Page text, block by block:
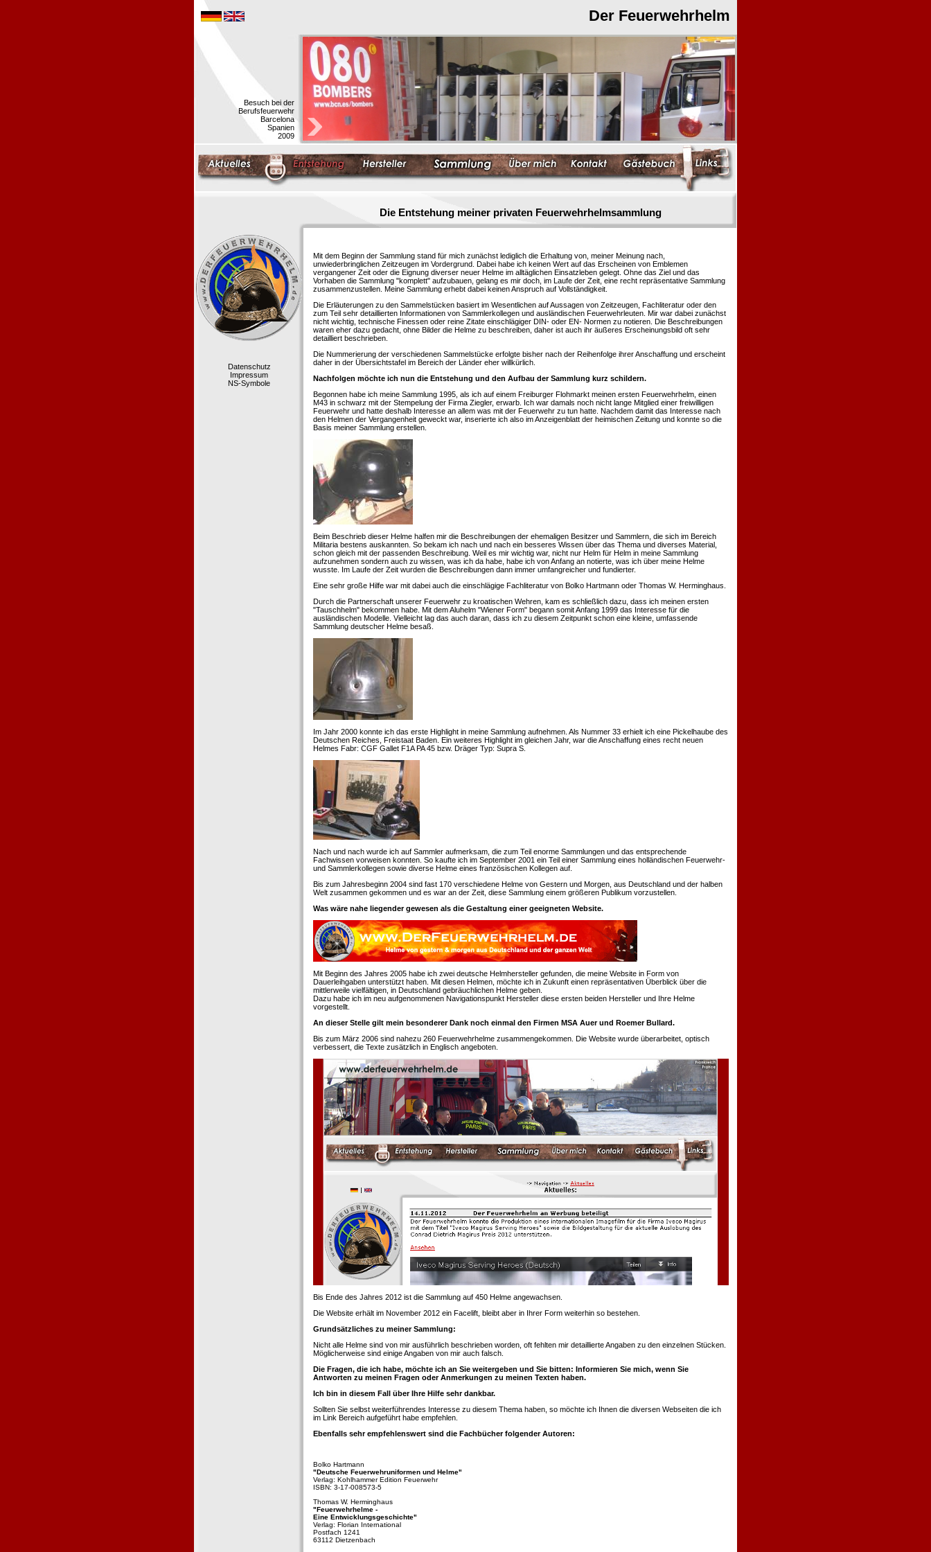
Der Feuerwehrhelm
Besuch bei der
Berufsfeuerwehr
Barcelona
Spanien
2009
Die Entstehung meiner privaten Feuerwehrhelmsammlung
Datenschutz
Impressum
NS-Symbole
Mit dem Beginn der Sammlung stand für mich zunächst lediglich die Erhaltung von, meiner Meinung nach,
unwiederbringlichen Zeitzeugen im Vordergrund. Dabei habe ich keinen Wert auf das Erscheinen von Emblemen
vergangener Zeit oder die Eignung diverser neuer Helme im alltäglichen Einsatzleben gelegt. Ohne das Ziel und das
Vorhaben die Sammlung "komplett" aufzubauen, gelang es mir doch, im Laufe der Zeit, eine recht repräsentative Sammlung
zusammenzustellen. Meine Sammlung erhebt dabei keinen Anspruch auf Vollständigkeit.
Die Erläuterungen zu den Sammelstücken basiert im Wesentlichen auf Aussagen von Zeitzeugen, Fachliteratur oder den
zum Teil sehr detaillierten Informationen von Sammlerkollegen und ausländischen Feuerwehrleuten. Mir war dabei zunächst
nicht wichtig, technische Finessen oder reine Zitate einschlägiger DIN- oder EN- Normen zu notieren. Die Beschreibungen
waren eher dazu gedacht, ohne Bilder die Helme zu beschreiben, daher ist auch ihr äußeres Erscheinungsbild oft sehr
detailliert beschrieben.
Die Nummerierung der verschiedenen Sammelstücke erfolgte bisher nach der Reihenfolge ihrer Anschaffung und erscheint
daher in der Übersichtstafel im Bereich der Länder eher willkürlich.
Nachfolgen möchte ich nun die Entstehung und den Aufbau der Sammlung kurz schildern.
Begonnen habe ich meine Sammlung 1995, als ich auf einem Freiburger Flohmarkt meinen ersten Feuerwehrhelm, einen
M43 in schwarz mit der Stempelung der Firma Ziegler, erwarb. Ich war damals noch nicht lange Mitglied einer freiwilligen
Feuerwehr und hatte deshalb Interesse an allem was mit der Feuerwehr zu tun hatte. Nachdem damit das Interesse nach
den Helmen der Vergangenheit geweckt war, inserierte ich also im Anzeigenblatt der heimischen Zeitung und konnte so die
Basis meiner Sammlung erstellen.
Beim Beschrieb dieser Helme halfen mir die Beschreibungen der ehemaligen Besitzer und Sammlern, die sich im Bereich
Militaria bestens auskannten. So bekam ich nach und nach ein besseres Wissen über das Thema und diverses Material,
schon gleich mit der passenden Beschreibung. Weil es mir wichtig war, nicht nur Helm für Helm in meine Sammlung
aufzunehmen sondern auch zu wissen, was ich da habe, habe ich von Anfang an notierte, was ich über meine Helme
wusste. Im Laufe der Zeit wurden die Beschreibungen dann immer umfangreicher und fundierter.
Eine sehr große Hilfe war mit dabei auch die einschlägige Fachliteratur von Bolko Hartmann oder Thomas W. Herminghaus.
Durch die Partnerschaft unserer Feuerwehr zu kroatischen Wehren, kam es schließlich dazu, dass ich meinen ersten
"Tauschhelm" bekommen habe. Mit dem Aluhelm "Wiener Form" begann somit Anfang 1999 das Interesse für die
ausländischen Modelle. Vielleicht lag das auch daran, dass ich zu diesem Zeitpunkt schon eine kleine, umfassende
Sammlung deutscher Helme besaß.
Im Jahr 2000 konnte ich das erste Highlight in meine Sammlung aufnehmen. Als Nummer 33 erhielt ich eine Pickelhaube des
Deutschen Reiches, Freistaat Baden. Ein weiteres Highlight im gleichen Jahr, war die Anschaffung eines recht neuen
Helmes Fabr: CGF Gallet F1A PA 45 bzw. Dräger Typ: Supra S.
Nach und nach wurde ich auf Sammler aufmerksam, die zum Teil enorme Sammlungen und das entsprechende
Fachwissen vorweisen konnten. So kaufte ich im September 2001 ein Teil einer Sammlung eines holländischen Feuerwehr-
und Sammlerkollegen sowie diverse Helme eines französischen Kollegen auf.
Bis zum Jahresbeginn 2004 sind fast 170 verschiedene Helme von Gestern und Morgen, aus Deutschland und der halben
Welt zusammen gekommen und es war an der Zeit, diese Sammlung einem größeren Publikum vorzustellen.
Was wäre nahe liegender gewesen als die Gestaltung einer geeigneten Website.
Mit Beginn des Jahres 2005 habe ich zwei deutsche Helmhersteller gefunden, die meine Website in Form von
Dauerleihgaben unterstützt haben. Mit diesen Helmen, möchte ich in Zukunft einen repräsentativen Überblick über die
mittlerweile vielfältigen, in Deutschland gebräuchlichen Helme geben.
Dazu habe ich im neu aufgenommenen Navigationspunkt Hersteller diese ersten beiden Hersteller und Ihre Helme
vorgestellt.
An dieser Stelle gilt mein besonderer Dank noch einmal den Firmen MSA Auer und Roemer Bullard.
Bis zum März 2006 sind nahezu 260 Feuerwehrhelme zusammengekommen. Die Website wurde überarbeitet, optisch
verbessert, die Texte zusätzlich in Englisch angeboten.
Bis Ende des Jahres 2012 ist die Sammlung auf 450 Helme angewachsen.
Die Website erhält im November 2012 ein Facelift, bleibt aber in Ihrer Form weiterhin so bestehen.
Grundsätzliches zu meiner Sammlung:
Nicht alle Helme sind von mir ausführlich beschrieben worden, oft fehlten mir detaillierte Angaben zu den einzelnen Stücken.
Möglicherweise sind einige Angaben von mir auch falsch.
Die Fragen, die ich habe, möchte ich an Sie weitergeben und Sie bitten: Informieren Sie mich, wenn Sie
Antworten zu meinen Fragen oder Anmerkungen zu meinen Texten haben.
Ich bin in diesem Fall über Ihre Hilfe sehr dankbar.
Sollten Sie selbst weiterführendes Interesse zu diesem Thema haben, so möchte ich Ihnen die diversen Webseiten die ich
im Link Bereich aufgeführt habe empfehlen.
Ebenfalls sehr empfehlenswert sind die Fachbücher folgender Autoren:
Bolko Hartmann
"Deutsche Feuerwehruniformen und Helme"
Verlag: Kohlhammer Edition Feuerwehr
ISBN: 3-17-008573-5
Thomas W. Herminghaus
"Feuerwehrhelme -
Eine Entwicklungsgeschichte"
Verlag: Florian International
Postfach 1241
63112 Dietzenbach